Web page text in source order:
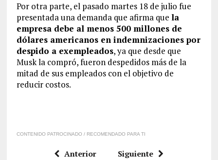
Por otra parte, el pasado martes 18 de julio fue
presentada una demanda que afirma que la
empresa debe al menos 500 millones de
dólares americanos en indemnizaciones por
despido a exempleados, ya que desde que
Musk la compró, fueron despedidos más de la
mitad de sus empleados con el objetivo de
reducir costos.
CONTENIDO PATROCINADO / RECOMENDADO PARA TI
Anterior Siguiente